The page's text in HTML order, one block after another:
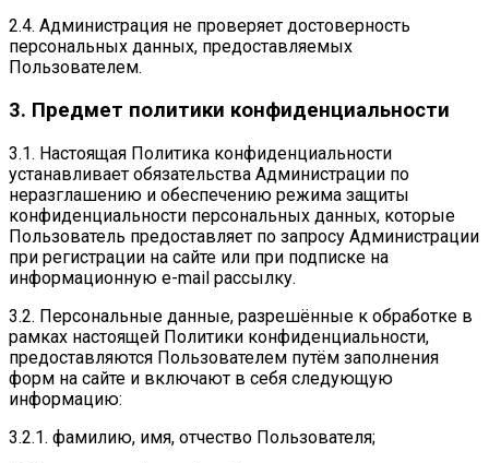
2.4. Администрация не проверяет достоверность
персональных данных, предоставляемых
Пользователем.
3. Предмет политики конфиденциальности
3.1. Настоящая Политика конфиденциальности
устанавливает обязательства Администрации по
неразглашению и обеспечению режима защиты
конфиденциальности персональных данных, которые
Пользователь предоставляет по запросу Администрации
при регистрации на сайте или при подписке на
информационную e-mail рассылку.
3.2. Персональные данные, разрешённые к обработке в
рамках настоящей Политики конфиденциальности,
предоставляются Пользователем путём заполнения
форм на сайте и включают в себя следующую
информацию:
3.2.1. фамилию, имя, отчество Пользователя;